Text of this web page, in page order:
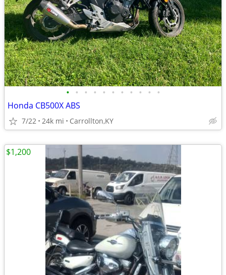
• • • • • • • • • • •
Honda CB500X ABS
7/22 24k mi Carrollton,KY
$1,200